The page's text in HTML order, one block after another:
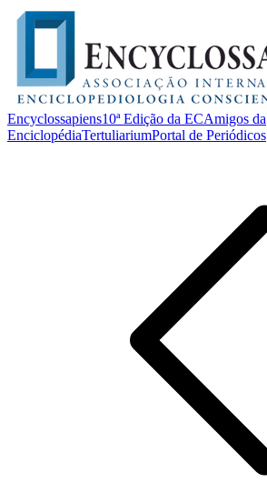
Encyclossapiens10ª Edição da ECAmigos da
EnciclopédiaTertuliariumPortal de Periódicos